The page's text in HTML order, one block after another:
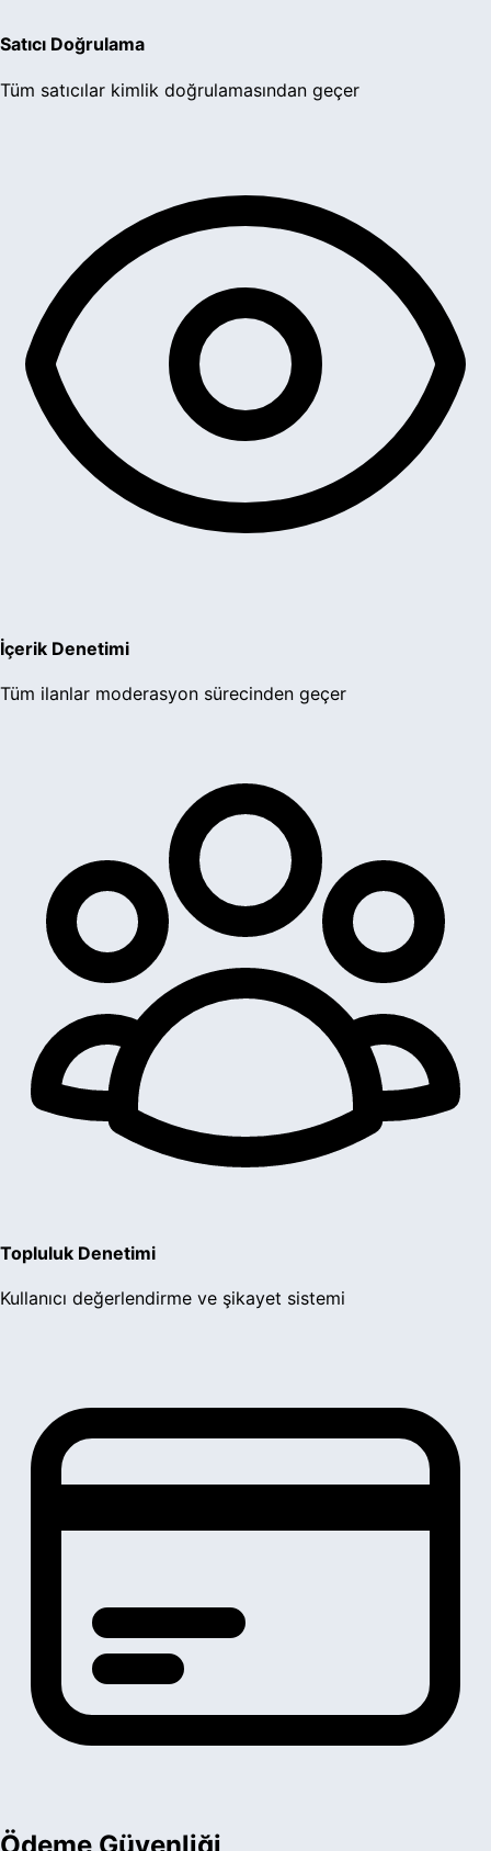
Satıcı Doğrulama
Tüm satıcılar kimlik doğrulamasından geçer
İçerik Denetimi
Tüm ilanlar moderasyon sürecinden geçer
Topluluk Denetimi
Kullanıcı değerlendirme ve şikayet sistemi
Ödeme Güvenliği